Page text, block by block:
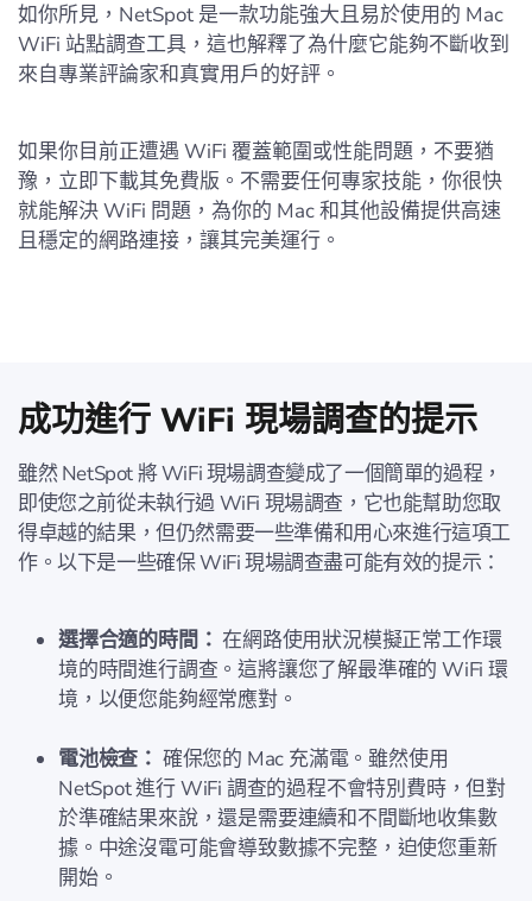
如你所見，NetSpot 是一款功能強大且易於使用的 Mac
WiFi 站點調查工具，這也解釋了為什麼它能夠不斷收到
來自專業評論家和真實用戶的好評。
如果你目前正遭遇 WiFi 覆蓋範圍或性能問題，不要猶
豫，立即下載其免費版。不需要任何專家技能，你很快
就能解決 WiFi 問題，為你的 Mac 和其他設備提供高速
且穩定的網路連接，讓其完美運行。
成功進行 WiFi 現場調查的提示
雖然 NetSpot 將 WiFi 現場調查變成了一個簡單的過程，
即使您之前從未執行過 WiFi 現場調查，它也能幫助您取
得卓越的結果，但仍然需要一些準備和用心來進行這項工
作。以下是一些確保 WiFi 現場調查盡可能有效的提示：
選擇合適的時間： 在網路使用狀況模擬正常工作環
境的時間進行調查。這將讓您了解最準確的 WiFi 環
境，以便您能夠經常應對。
電池檢查： 確保您的 Mac 充滿電。雖然使用
NetSpot 進行 WiFi 調查的過程不會特別費時，但對
於準確結果來說，還是需要連續和不間斷地收集數
據。中途沒電可能會導致數據不完整，迫使您重新
開始。